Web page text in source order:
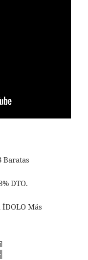
Baratas
DTO.
ÍDOLO Más